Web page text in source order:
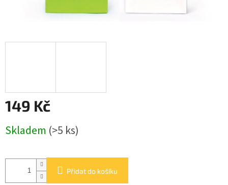
O
Přihlášení
149 Kč
cena:
Skladem (>5 ks)
Přidat do košíku